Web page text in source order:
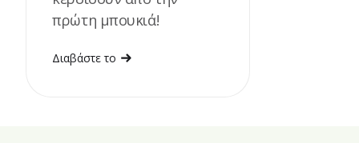
πρώτη μπουκιά!
Διαβάστε το